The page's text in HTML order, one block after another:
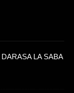
LA SABA